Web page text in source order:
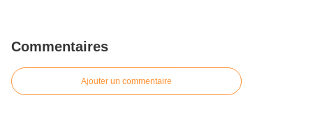
Commentaires
Ajouter un commentaire